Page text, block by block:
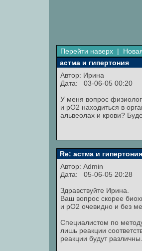
Перейти наверх |
астма и гипертония
Автор: Ирина
Дата: 03-06-05 00:20
У меня вопрос
и рО2 находиться в
альвеолах и крови?
Re: астма и гипертония
Автор: Admin
Дата: 05-06-05 20:28
Здравствуйте Ирина.
Ваш вопрос скорее
и pO2 очевидно и без
Специалистом по
лишь реакции
реакции будут